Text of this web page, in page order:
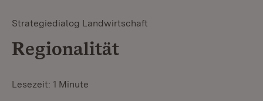
Strategiedialog Landwirtschaft
Regionalität
Lesezeit: 1 Minute